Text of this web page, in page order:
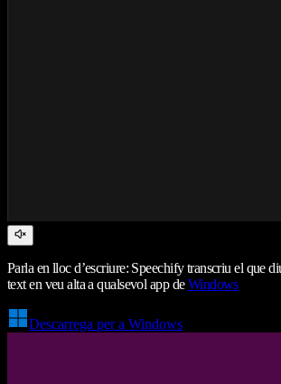
Parla en lloc d’escriure: Speechify transcriu el que
text en veu alta a qualsevol app deWindows
Descarrega per a Windows